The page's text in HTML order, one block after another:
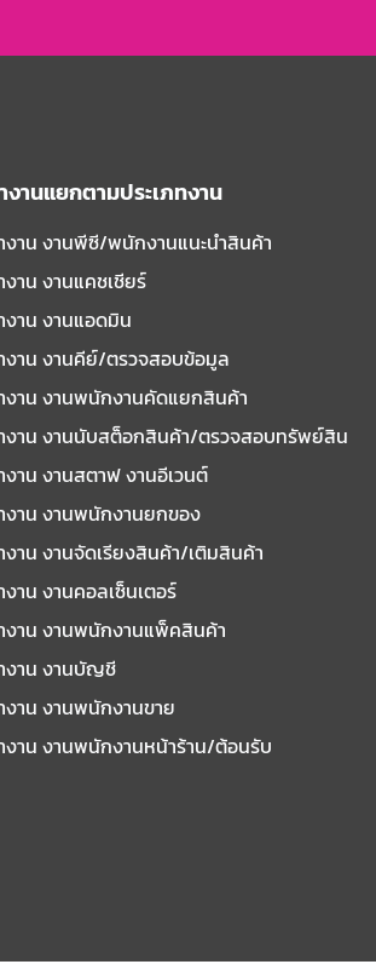
งานแยกตามประเภทงาน
งาน งานพีซี/พนักงานแนะนําสินค้า
งาน งานแคชเชียร์
งาน งานแอดมิน
งาน งานคีย์/ตรวจสอบข้อมูล
งาน งานพนักงานคัดแยกสินค้า
งาน งานนับสต็อกสินค้า/ตรวจสอบทรัพย์สิน
งาน งานสตาฟ งานอีเวนต์
งาน งานพนักงานยกของ
งาน งานจัดเรียงสินค้า/เติมสินค้า
งาน งานคอลเซ็นเตอร์
งาน งานพนักงานแพ็คสินค้า
งาน งานบัญชี
งาน งานพนักงานขาย
งาน งานพนักงานหน้าร้าน/ต้อนรับ